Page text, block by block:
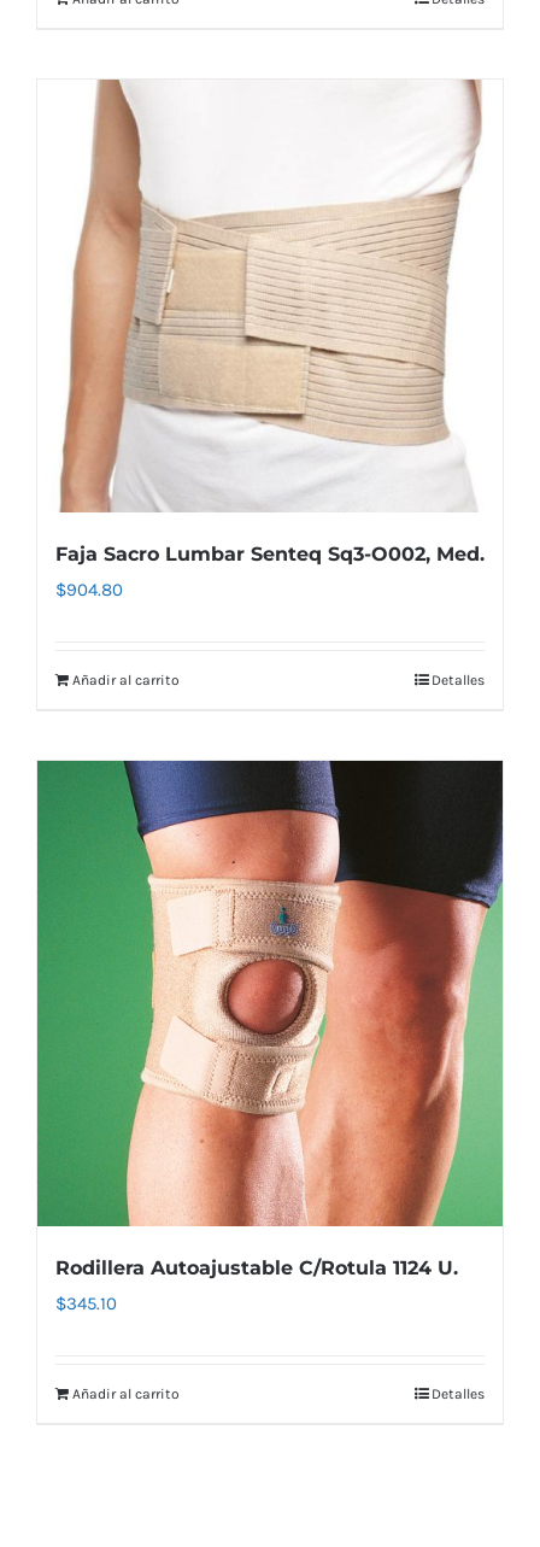
Faja Sacro Lumbar Senteq Sq3-O002, Med.
$904.80
Añadir al carrito Detalles
Rodillera Autoajustable C/Rotula 1124 U.
$345.10
Añadir al carrito Detalles